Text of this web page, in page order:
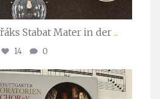
Stabat Mater in der ...
14 0
Nov. 29